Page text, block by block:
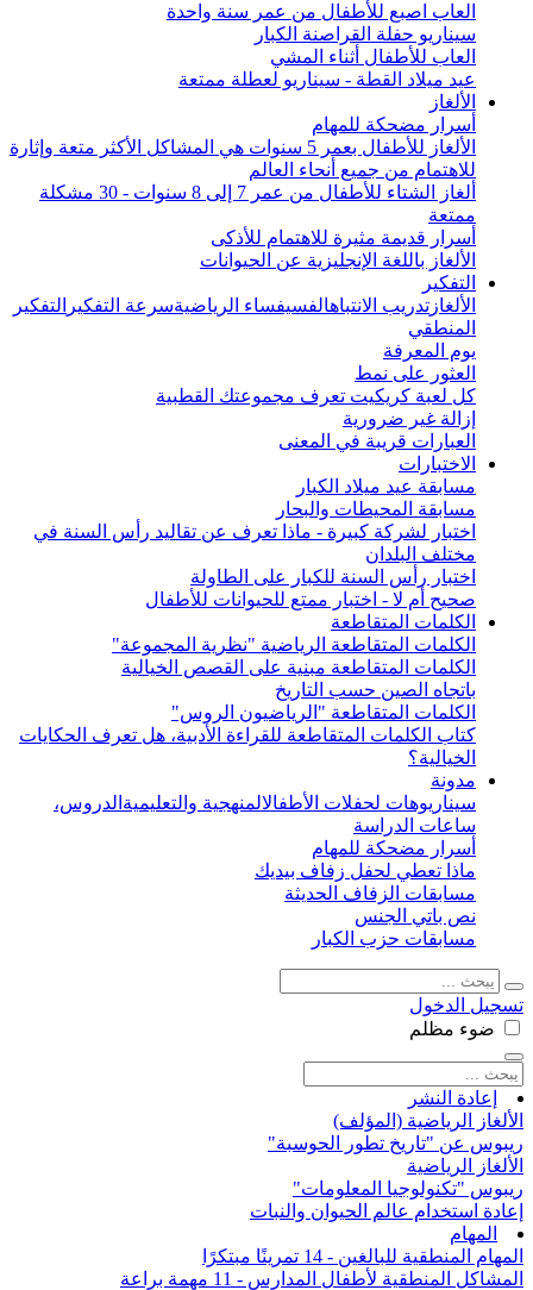
العاب اصبع للأطفال من عمر سنة واحدة
سيناريو حفلة القراصنة الكبار
العاب للأطفال أثناء المشي
عيد ميلاد القطة - سيناريو لعطلة ممتعة
الألغاز
أسرار مضحكة للمهام
الألغاز للأطفال بعمر 5 سنوات هي المشاكل الأكثر متعة وإثارة
للاهتمام من جميع أنحاء العالم
ألغاز الشتاء للأطفال من عمر 7 إلى 8 سنوات - 30 مشكلة
ممتعة
أسرار قديمة مثيرة للاهتمام للأذكى
الألغاز باللغة الإنجليزية عن الحيوانات
التفكير
الألغاز تدريب الانتباهالفسيفساء الرياضيةسرعة التفكير التفكير
المنطقي
يوم المعرفة
العثور على نمط
كل لعبة كريكيت تعرف مجموعتك القطبية
إزالة غير ضرورية
العبارات قريبة في المعنى
الاختبارات
مسابقة عيد ميلاد الكبار
مسابقة المحيطات والبحار
اختبار لشركة كبيرة - ماذا تعرف عن تقاليد رأس السنة في
مختلف البلدان
اختبار رأس السنة للكبار على الطاولة
صحيح أم لا - اختبار ممتع للحيوانات للأطفال
الكلمات المتقاطعة
الكلمات المتقاطعة الرياضية "نظرية المجموعة"
الكلمات المتقاطعة مبنية على القصص الخيالية
باتجاه الصين حسب التاريخ
الكلمات المتقاطعة "الرياضيون الروس"
كتاب الكلمات المتقاطعة للقراءة الأدبية، هل تعرف الحكايات
الخيالية؟
مدونة
سيناريوهات لحفلات الأطفالالمنهجية والتعليمية الدروس،
ساعات الدراسة
أسرار مضحكة للمهام
ماذا تعطي لحفل زفاف بيديك
مسابقات الزفاف الحديثة
نص باتي الجنس
مسابقات حزب الكبار
تسجيل الدخول
ضوء مظلم
إعادة النشر
الألغاز الرياضية (المؤلف)
ريبوس عن "تاريخ تطور الحوسبة"
الألغاز الرياضية
ريبوس "تكنولوجيا المعلومات"
إعادة استخدام عالم الحيوان والنبات
المهام
المهام المنطقية للبالغين - 14 تمرينًا مبتكرًا
المشاكل المنطقية لأطفال المدارس - 11 مهمة براعة